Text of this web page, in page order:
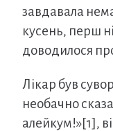
завдавала
кусень, перш
доводилося
Лікар був
необачно
алейкум!»[1],